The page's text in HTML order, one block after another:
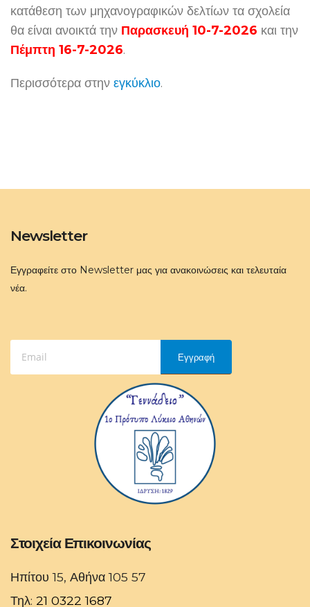
κατάθεση των μηχανογραφικών δελτίων τα σχολεία
θα είναι ανοικτά την Παρασκευή 10-7-2026 και την
Πέμπτη 16-7-2026.
Περισσότερα στην εγκύκλιο.
Newsletter
Εγγραφείτε στο Newsletter μας για ανακοινώσεις και τελευταία
νέα.
Εγγραφή
Στοιχεία Επικοινωνίας
Ηπίτου 15, Αθήνα 105 57
Τηλ: 21 0322 1687